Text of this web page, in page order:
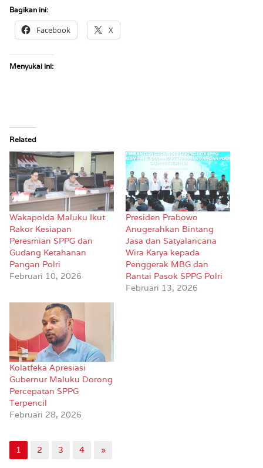
Bagikan ini:
Facebook X
Menyukai ini:
Related
Wakapolda Maluku Ikut
Rakor Kesiapan
Peresmian SPPG dan
Gudang Ketahanan
Pangan Polri
Februari 10, 2026
Presiden Prabowo
Anugerahkan Bintang
Jasa dan Satyalancana
Wira Karya kepada
Penggerak MBG dan
Rantai Pasok SPPG Polri
Februari 13, 2026
Kolatfeka Apresiasi
Gubernur Maluku Dorong
Percepatan SPPG
Terpencil
Februari 28, 2026
1 2 3 4 »